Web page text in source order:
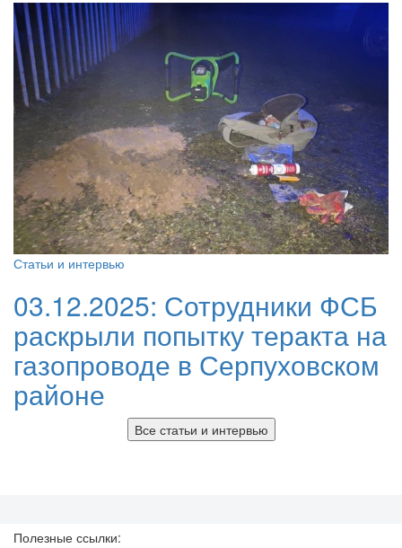
Статьи и интервью
03.12.2025: Сотрудники ФСБ
раскрыли попытку теракта на
газопроводе в Серпуховском
районе
Все статьи и интервью
Полезные ссылки: